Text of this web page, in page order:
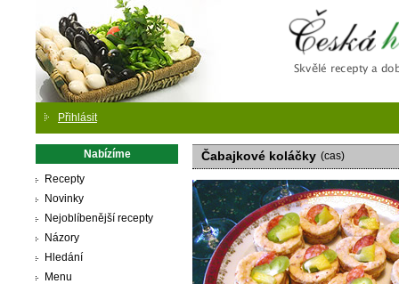
Přihlásit
Nabízíme
Recepty
Novinky
Nejoblíbenější recepty
Názory
Hledání
Menu
Čabajkové koláčky (cas)